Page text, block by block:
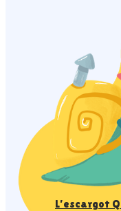
L’escargot